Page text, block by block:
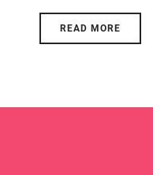
READ MORE